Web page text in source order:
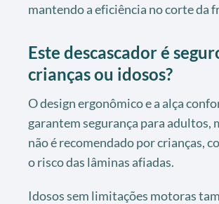
mantendo a eficiência no corte da
Este descascador é
crianças ou idosos?
O design ergonômico e a alça
garantem segurança para adultos,
não é recomendado por crianças,
o risco das lâminas afiadas.
Idosos sem limitações motoras